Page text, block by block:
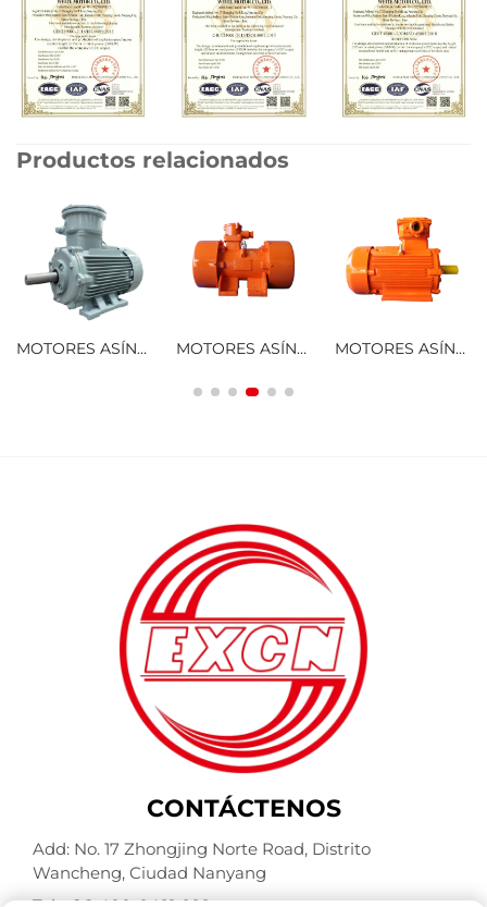
Productos relacionados
MOTORES ASÍNCRONOS TRIFÁSICOS A PRUEBA DE EXPLOSIONES DE ALTA EFICIENCIA SERIE YBX3 MOTORES ASÍNCRONOS TRIFÁSICOS A PRUEBA DE EXPLOSIONES SERIE YBZU PARA FUENTES DE VIBRACIÓN MOTORES ASÍNCRONOS TRIFÁSICOS A PRUEBA DE EXPLOSIÓN POR POLVO SERIE YFB3
CONTÁCTENOS
Add: No. 17 Zhongjing Norte Road, Distrito
Wancheng, Ciudad Nanyang